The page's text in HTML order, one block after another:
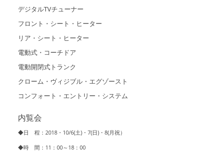
デジタルTVチューナー
フロント・シート・ヒーター
リア・シート・ヒーター
電動式・コーチドア
電動開閉式トランク
クローム・ヴィジブル・エグゾースト
コンフォート・エントリー・システム
内覧会
◆日 程：2018・10/6(土)・7(日)・8(月祝）
◆時 間：11：00～18：00